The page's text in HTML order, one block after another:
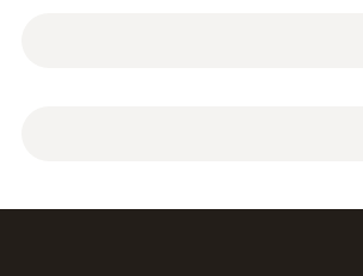
1 x dataloggerlar için duvar